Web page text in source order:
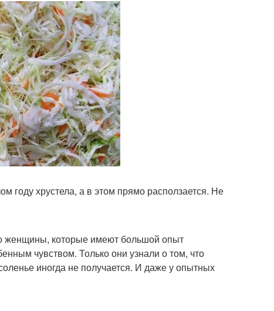
году хрустела, а в этом прямо расползается. Не
женщины, которые имеют большой опыт
чувством. Только они узнали о том, что
иногда не получается. И даже у опытных